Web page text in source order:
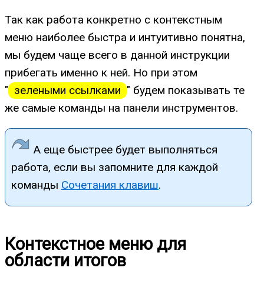
Так как работа конкретно с контекстным
меню наиболее быстра и интуитивно понятна,
мы будем чаще всего в данной инструкции
прибегать именно к ней. Но при этом
" зелеными ссылками " будем показывать те
же самые команды на панели инструментов.
А еще быстрее будет выполняться
работа, если вы запомните для каждой
команды Сочетания клавиш.
Контекстное меню для
области итогов